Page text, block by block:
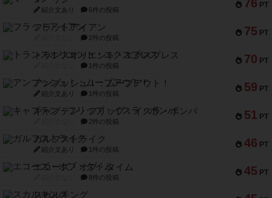
76 PT
紹介文あり 6件の投稿
75 PT
フラットアイアン
2件の投稿
70 PT
トランスオリエント・エクスプレス
1件の投稿
59 PT
アンブッシュ！：ムーブアウト！
紹介文あり 1件の投稿
51 PT
キャプテン・フリップ：イスラ・ボンバ
2件の投稿
46 PT
ガルフストライク
紹介文あり 1件の投稿
45 PT
エコーズ・オブ・タイム
8件の投稿
スカルキング